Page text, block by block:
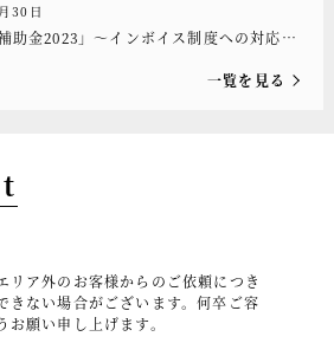
30日
助金2023」～インボイス制度への対応は
か？～
一覧を見る
リア外のお客様からのご依頼につき
きない場合がございます。何卒ご容
願い申し上げます。